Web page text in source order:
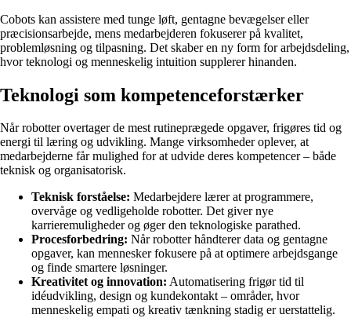
Cobots kan assistere med tunge løft, gentagne bevægelser eller
præcisionsarbejde, mens medarbejderen fokuserer på kvalitet,
problemløsning og tilpasning. Det skaber en ny form for arbejdsdeling,
hvor teknologi og menneskelig intuition supplerer hinanden.
Teknologi som kompetenceforstærker
Når robotter overtager de mest rutineprægede opgaver, frigøres tid og
energi til læring og udvikling. Mange virksomheder oplever, at
medarbejderne får mulighed for at udvide deres kompetencer – både
teknisk og organisatorisk.
Teknisk forståelse: Medarbejdere lærer at programmere,
overvåge og vedligeholde robotter. Det giver nye
karrieremuligheder og øger den teknologiske parathed.
Procesforbedring: Når robotter håndterer data og gentagne
opgaver, kan mennesker fokusere på at optimere arbejdsgange
og finde smartere løsninger.
Kreativitet og innovation: Automatisering frigør tid til
idéudvikling, design og kundekontakt – områder, hvor
menneskelig empati og kreativ tænkning stadig er uerstattelig.